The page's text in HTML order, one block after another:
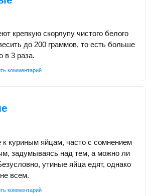
крепкую скорлупу чистого белого
до 200 граммов, то есть больше
в 3 раза.
комментарий
куриным яйцам, часто с сомнением
задумываясь над тем, а можно ли
утиные яйца едят, однако
всем.
комментарий